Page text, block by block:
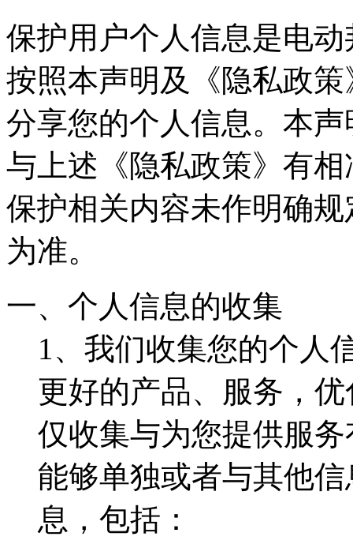
保护用户个人信息是电
按照本声明及《隐私政
分享您的个人信息。本
与上述《隐私政策》有
保护相关内容未作明确
为准。
一、个人信息的收集
1、我们收集您的个人
更好的产品、服务，
仅收集与为您提供服
能够单独或者与其他
息，包括：